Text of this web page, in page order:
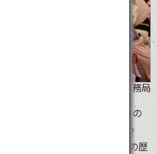
り未来へつなぐ実行委員会事務局
人を集める、日本最大の祭りの
陽気なお囃子の生演奏に合わ
）が熱狂的に踊ります。その歴